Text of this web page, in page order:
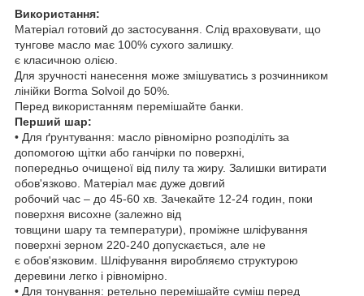
Використання:
Матеріал готовий до застосування. Слід враховувати, що
тунгове масло має 100% сухого залишку.
є класичною олією.
Для зручності нанесення може змішуватись з розчинником
лінійки Borma Solvoil до 50%.
Перед використанням перемішайте банки.
Перший шар:
• Для ґрунтування: масло рівномірно розподіліть за
допомогою щітки або ганчірки по поверхні,
попередньо очищеної від пилу та жиру. Залишки витирати
обов'язково. Матеріал має дуже довгий
робочий час – до 45-60 хв. Зачекайте 12-24 годин, поки
поверхня висохне (залежно від
товщини шару та температури), проміжне шліфування
поверхні зерном 220-240 допускається, але не
є обов'язковим. Шліфування виробляємо структурою
деревини легко і рівномірно.
• Для тонування: ретельно перемішайте суміш перед